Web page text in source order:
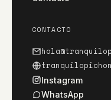
CONTACTO
Instagram
WhatsApp